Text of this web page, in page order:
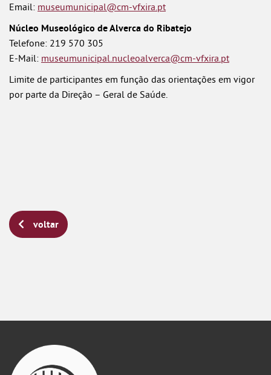
Email: museumunicipal@cm-vfxira.pt
Núcleo Museológico de Alverca do Ribatejo
Telefone: 219 570 305
E-Mail: museumunicipal.nucleoalverca@cm-vfxira.pt
Limite de participantes em função das orientações em vigor
por parte da Direção – Geral de Saúde.
voltar